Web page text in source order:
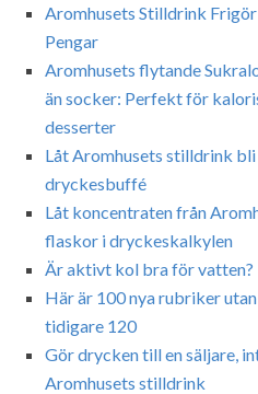
Aromhusets Stilldrink
Pengar
Aromhusets flytande
än socker: Perfekt för
desserter
Låt Aromhusets stilldrink bli
dryckesbuffé
Låt koncentraten från
flaskor i dryckeskalkylen
Är aktivt kol bra för vatten?
Här är 100 nya rubriker
tidigare 120
Gör drycken till en säljare,
Aromhusets stilldrink